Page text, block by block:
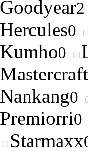
Goodyear2
Hercules0
Kumho0
Mastercraft
Nankang0
Premiorri0
Starmaxx